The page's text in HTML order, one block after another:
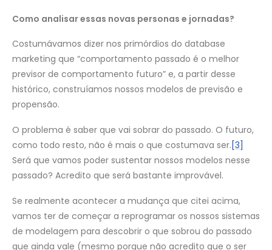
Como analisar essas novas personas e jornadas?
Costumávamos dizer nos primórdios do database
marketing que “comportamento passado é o melhor
previsor de comportamento futuro” e, a partir desse
histórico, construíamos nossos modelos de previsão e
propensão.
O problema é saber que vai sobrar do passado. O futuro,
como todo resto, não é mais o que costumava ser. [3]
Será que vamos poder sustentar nossos modelos nesse
passado? Acredito que será bastante improvável.
Se realmente acontecer a mudança que citei acima,
vamos ter de começar a reprogramar os nossos sistemas
de modelagem para descobrir o que sobrou do passado
que ainda vale (mesmo porque não acredito que o ser